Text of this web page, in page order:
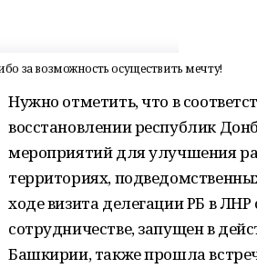
за возможность осуществить мечту!
Нужно отметить, что в
восстановлении республик
мероприятий для улучшения
территориях,
ходе визита делегации РБ в
сотрудничестве, запущен в
Башкирии, также прошла